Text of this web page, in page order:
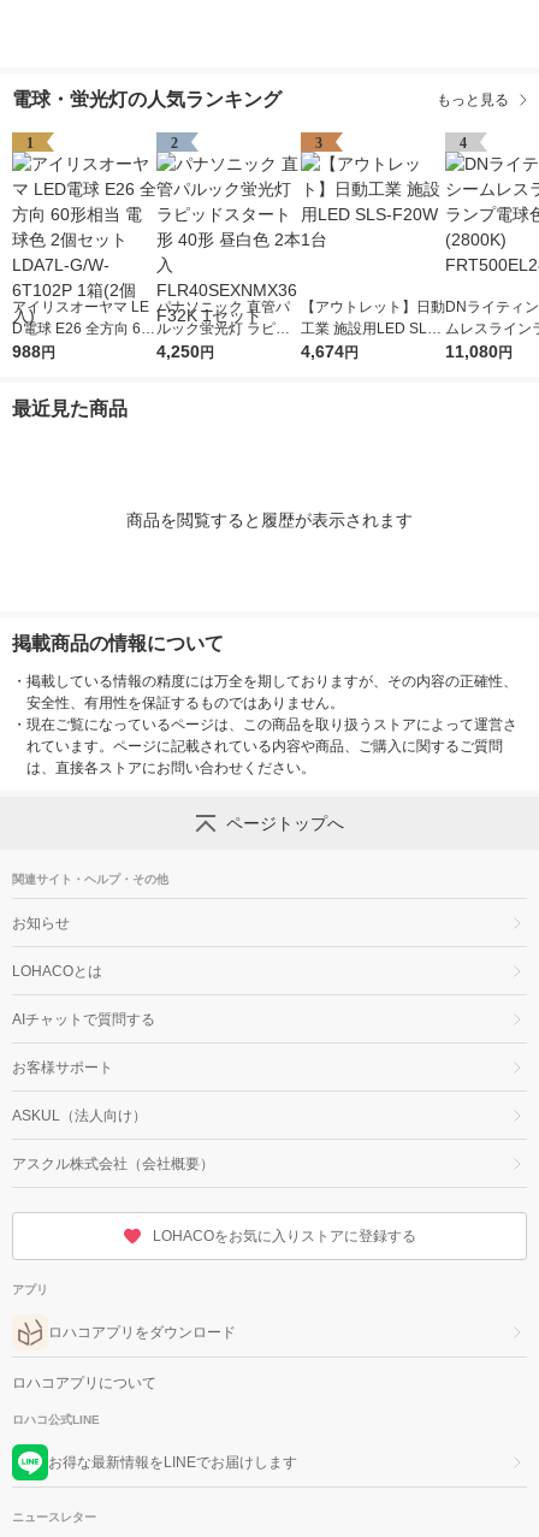
電球・蛍光灯の人気ランキング もっと見る
1
アイリスオーヤマ LE
D電球 E26 全方向 60
形相当 電球色 2個セ
988円
2
パナソニック 直管パ
ルック蛍光灯 ラピッ
ドスタート形 40形 昼
4,250円
3
【アウトレット】日動
工業 施設用LED SLS-
F20W 1台
4,674円
4
DNライティ
ムレスライン
球色(2800K)
11,080円
最近見た商品
商品を閲覧すると履歴が表示されます
掲載商品の情報について
・ 掲載している情報の精度には万全を期しておりますが、その内容の正確性、
安全性、有用性を保証するものではありません。
・ 現在ご覧になっているページは、この商品を取り扱うストアによって運営さ
れています。ページに記載されている内容や商品、ご購入に関するご質問
は、直接各ストアにお問い合わせください。
ページトップへ
関連サイト・ヘルプ・その他
お知らせ
LOHACOとは
AIチャットで質問する
お客様サポート
ASKUL（法人向け）
アスクル株式会社（会社概要）
LOHACOをお気に入りストアに登録する
アプリ
ロハコアプリをダウンロード
ロハコアプリについて
ロハコ公式LINE
お得な最新情報をLINEでお届けします
ニュースレター